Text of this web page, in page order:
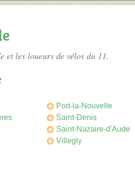
et les loueurs de vélos du 11.
Port-la-Nouvelle
Saint-Denis
Saint-Nazaire-d'Aude
Villegly